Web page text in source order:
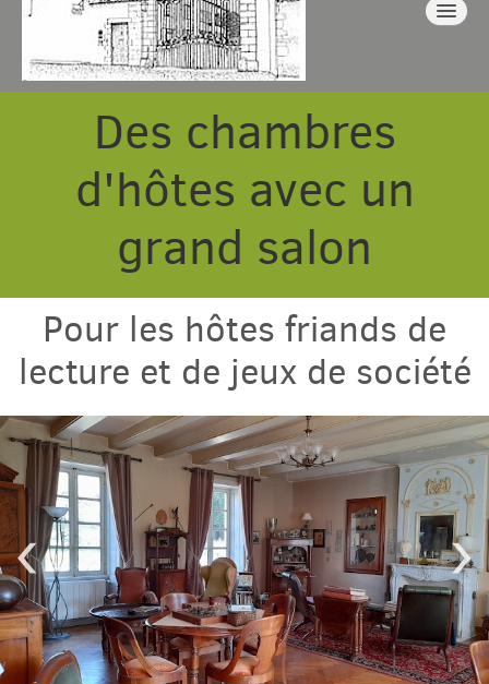
Chambres & table
Gîtes
Tarif & Contact
Domaine
Plus
Com
English
Español
Des chambres
d'hôtes avec un
grand salon
Pour les hôtes friands de
lecture et de jeux de société
‹ ›